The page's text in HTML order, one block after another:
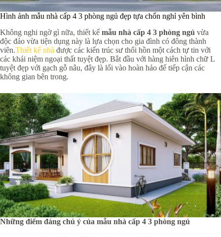
Hình ảnh mẫu nhà cấp 4 3 phòng ngủ đẹp tựa chốn nghỉ yên bình
Không nghi ngờ gì nữa, thiết kế mẫu nhà cấp 4 3 phòng ngủ vừa
độc đáo vừa tiện dụng này là lựa chọn cho gia đình có đông thành
viên.Thiết kế nhà được các kiến trúc sư thổi hồn một cách tự tin với
các khái niệm ngoại thất tuyệt đẹp. Bắt đầu với hàng hiên hình chữ L
tuyệt đẹp với gạch gỗ nâu, đây là lối vào hoàn hảo để tiếp cận các
không gian bên trong.
Những điểm đáng chú ý của mẫu nhà cấp 4 3 phòng ngủ